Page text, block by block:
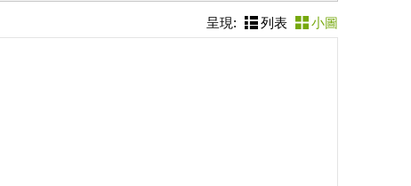
呈現: 列表 小圖